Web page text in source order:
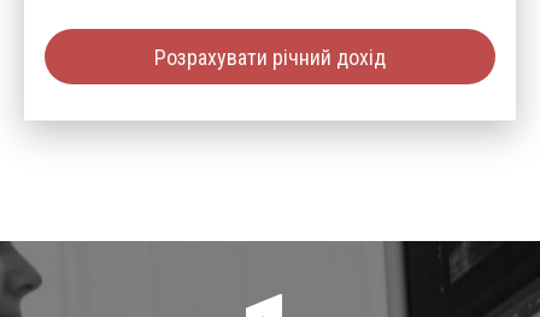
Розрахувати річний дохід